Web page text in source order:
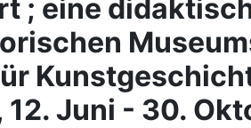
; eine
Juni - 30.